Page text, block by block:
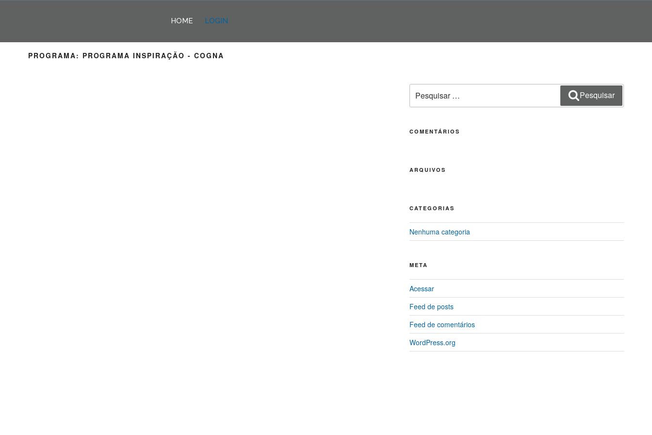
conteúdo
HOME LOGIN
PROGRAMA: PROGRAMA INSPIRAÇÃO - COGNA
por:
Pesquisar
COMENTÁRIOS
ARQUIVOS
CATEGORIAS
Nenhuma categoria
META
Acessar
Feed de posts
Feed de comentários
WordPress.org